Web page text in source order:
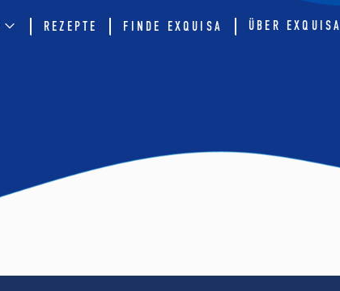
REZEPTE FINDE EXQUISA ÜBER EXQUISA